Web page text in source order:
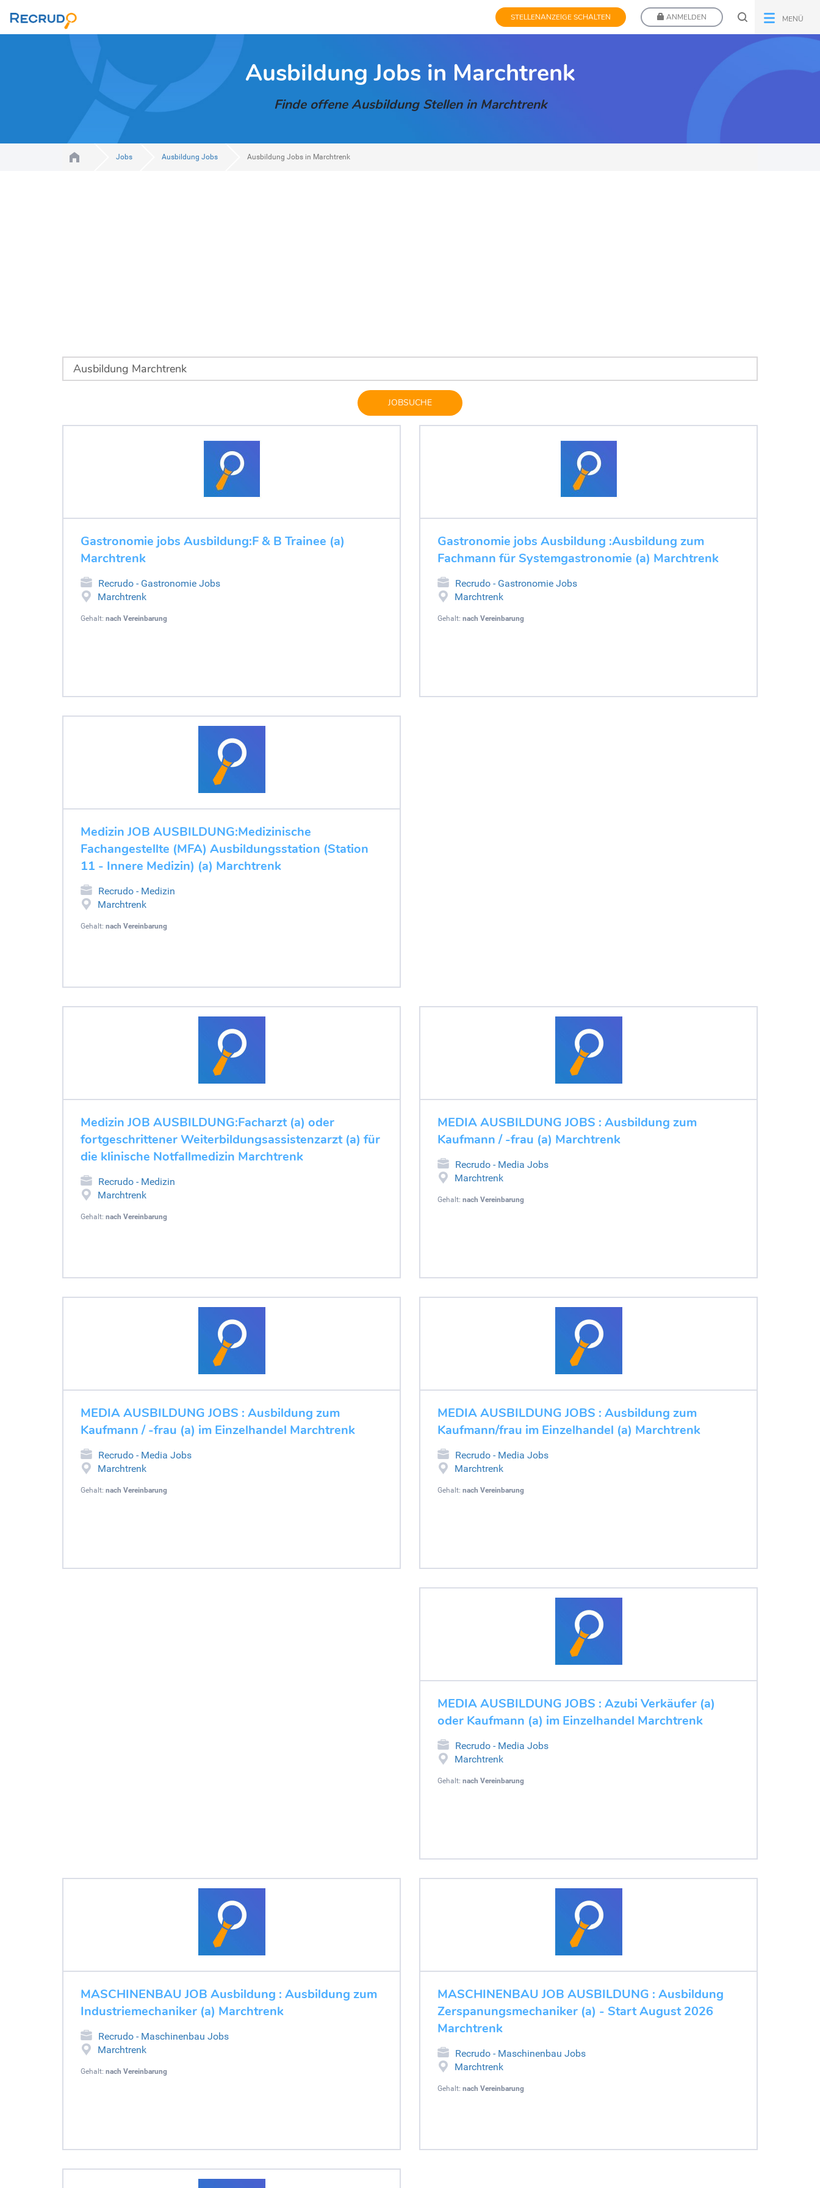
STELLENANZEIGE SCHALTEN ANMELDEN MENÜ
Ausbildung Jobs in Marchtrenk
Finde offene Ausbildung Stellen in Marchtrenk
Jobs Ausbildung Jobs Ausbildung Jobs in Marchtrenk
JOBSUCHE
Gastronomie jobs Ausbildung:F & B Trainee (a)
Marchtrenk
Recrudo - Gastronomie Jobs
Marchtrenk
Gehalt: nach Vereinbarung
Gastronomie jobs Ausbildung :Ausbildung zum
Fachmann für Systemgastronomie (a) Marchtrenk
Recrudo - Gastronomie Jobs
Marchtrenk
Gehalt: nach Vereinbarung
Medizin JOB AUSBILDUNG:Medizinische
Fachangestellte (MFA) Ausbildungsstation (Station
11 - Innere Medizin) (a) Marchtrenk
Recrudo - Medizin
Marchtrenk
Gehalt: nach Vereinbarung
Medizin JOB AUSBILDUNG:Facharzt (a) oder
fortgeschrittener Weiterbildungsassistenzarzt (a) für
die klinische Notfallmedizin Marchtrenk
Recrudo - Medizin
Marchtrenk
Gehalt: nach Vereinbarung
MEDIA AUSBILDUNG JOBS : Ausbildung zum
Kaufmann / -frau (a) Marchtrenk
Recrudo - Media Jobs
Marchtrenk
Gehalt: nach Vereinbarung
MEDIA AUSBILDUNG JOBS : Ausbildung zum
Kaufmann / -frau (a) im Einzelhandel Marchtrenk
Recrudo - Media Jobs
Marchtrenk
Gehalt: nach Vereinbarung
MEDIA AUSBILDUNG JOBS : Ausbildung zum
Kaufmann/frau im Einzelhandel (a) Marchtrenk
Recrudo - Media Jobs
Marchtrenk
Gehalt: nach Vereinbarung
MEDIA AUSBILDUNG JOBS : Azubi Verkäufer (a)
oder Kaufmann (a) im Einzelhandel Marchtrenk
Recrudo - Media Jobs
Marchtrenk
Gehalt: nach Vereinbarung
MASCHINENBAU JOB Ausbildung : Ausbildung zum
Industriemechaniker (a) Marchtrenk
Recrudo - Maschinenbau Jobs
Marchtrenk
Gehalt: nach Vereinbarung
MASCHINENBAU JOB AUSBILDUNG : Ausbildung
Zerspanungsmechaniker (a) - Start August 2026
Marchtrenk
Recrudo - Maschinenbau Jobs
Marchtrenk
Gehalt: nach Vereinbarung